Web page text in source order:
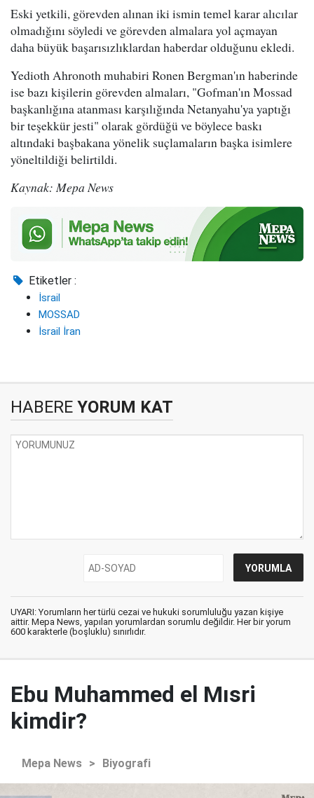
Eski yetkili, görevden alınan iki ismin temel karar alıcılar
olmadığını söyledi ve görevden almalara yol açmayan
daha büyük başarısızlıklardan haberdar olduğunu ekledi.
Yedioth Ahronoth muhabiri Ronen Bergman'ın haberinde
ise bazı kişilerin görevden almaları, "Gofman'ın Mossad
başkanlığına atanması karşılığında Netanyahu'ya yaptığı
bir teşekkür jesti" olarak gördüğü ve böylece baskı
altındaki başbakana yönelik suçlamaların başka isimlere
yöneltildiği belirtildi.
Kaynak: Mepa News
Etiketler :
İsrail
MOSSAD
İsrail İran
HABERE YORUM KAT
UYARI: Yorumların her türlü cezai ve hukuki sorumluluğu yazan kişiye
aittir. Mepa News, yapılan yorumlardan sorumlu değildir. Her bir yorum
600 karakterle (boşluklu) sınırlıdır.
Ebu Muhammed el Mısri
kimdir?
Mepa News > Biyografi